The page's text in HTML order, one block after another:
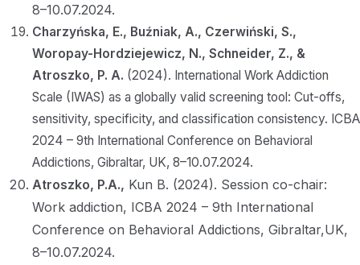
8–10.07.2024.
Charzyńska, E., Buźniak, A., Czerwiński, S.,
Woropay-Hordziejewicz, N., Schneider, Z., &
Atroszko, P. A. (2024). International Work Addiction
Scale (IWAS) as a globally valid screening tool: Cut-offs,
sensitivity, specificity, and classification consistency. ICBA
2024 – 9th International Conference on Behavioral
Addictions, Gibraltar, UK, 8–10.07.2024.
Atroszko, P.A., Kun B. (2024). Session co-chair:
Work addiction, ICBA 2024 – 9th International
Conference on Behavioral Addictions, Gibraltar,UK,
8–10.07.2024.